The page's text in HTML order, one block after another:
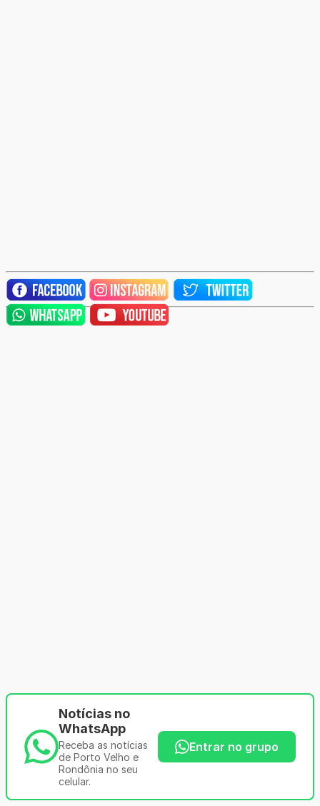
Notícias no
WhatsApp
Receba as notícias
de Porto Velho e
Rondônia no seu
celular.
Entrar no grupo